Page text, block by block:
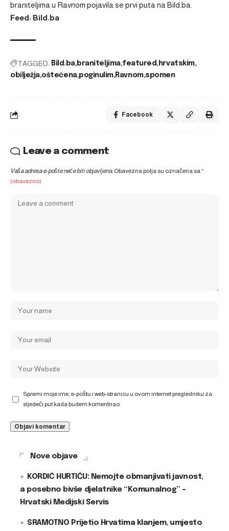
braniteljima u Ravnom pojavila se prvi puta na Bild.ba
Feed: Bild.ba
TAGGED: Bild.ba braniteljima featured hrvatskim
obilježja oštećena poginulim Ravnom spomen
Facebook
Leave a comment
Vaša adresa e-pošte neće biti objavljena. Obavezna polja su označena sa*
(obavezno)
Spremi moje ime, e-poštu i web-stranicu u ovom internet pregledniku za
sljedeći put kada budem komentirao.
Nove objave
KORDIĆ HURTIĆU: Nemojte obmanjivati javnost,
a posebno bivše djelatnike “Komunalnog” –
Hrvatski Medijski Servis
SRAMOTNO Prijetio Hrvatima klanjem, umjesto